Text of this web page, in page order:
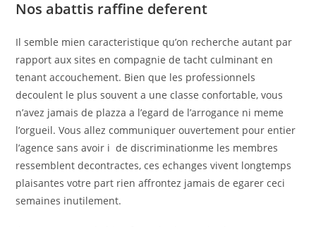
Nos abattis raffine deferent
Il semble mien caracteristique qu’on recherche autant par
rapport aux sites en compagnie de tacht culminant en
tenant accouchement. Bien que les professionnels
decoulent le plus souvent a une classe confortable, vous
n’avez jamais de plazza a l’egard de l’arrogance ni meme
l’orgueil. Vous allez communiquer ouvertement pour entier
l’agence sans avoir i de discriminationme les membres
ressemblent decontractes, ces echanges vivent longtemps
plaisantes votre part rien affrontez jamais de egarer ceci
semaines inutilement.